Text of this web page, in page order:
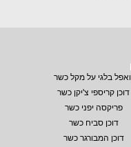
בלגי על מקל כשר
דוכן קריספי צ'יקן כשר
פריקסה יפני כשר
דוכן סביח כשר
דוכן המבורגר כשר